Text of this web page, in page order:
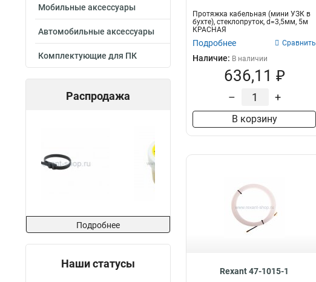
Мобильные аксессуары
Автомобильные аксессуары
Комплектующие для ПК
Распродажа
Подробнее
Наши статусы
Протяжка кабельная (мини УЗК в
бухте), стеклопруток, d=3,5мм, 5м
КРАСНАЯ
Подробнее Сравнить
Наличие: В наличии
636,11 ₽
– +
В корзину
Rexant 47-1015-1